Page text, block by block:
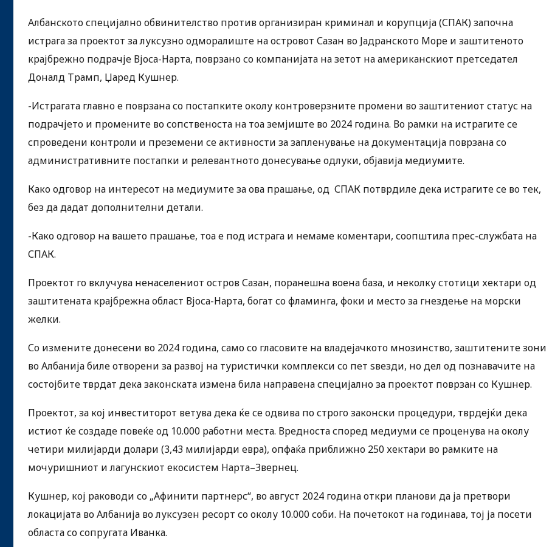
Албанското специјално обвинителство против организиран криминал и корупција (СПАК) започна
истрага за проектот за луксузно одморалиште на островот Сазан во Јадранското Море и заштитеното
крајбрежно подрачје Вјоса-Нарта, поврзано со компанијата на зетот на американскиот претседател
Доналд Трамп, Џаред Кушнер.
-Истрагата главно е поврзана со постапките околу контроверзните промени во заштитениот статус на
подрачјето и промените во сопственоста на тоа земјиште во 2024 година. Во рамки на истрагите се
спроведени контроли и преземени се активности за запленување на документација поврзана со
административните постапки и релевантното донесување одлуки, објавија медиумите.
Како одговор на интересот на медиумите за ова прашање, од СПАК потврдиле дека истрагите се во тек,
без да дадат дополнителни детали.
-Како одговор на вашето прашање, тоа е под истрага и немаме коментари, соопштила прес-службата на
СПАК.
Проектот го вклучува ненаселениот остров Сазан, поранешна воена база, и неколку стотици хектари од
заштитената крајбрежна област Вјоса-Нарта, богат со фламинга, фоки и место за гнездење на морски
желки.
Со измените донесени во 2024 година, само со гласовите на владејачкото мнозинство, заштитените зони
во Албанија биле отворени за развој на туристички комплекси со пет ѕвезди, но дел од познавачите на
состојбите тврдат дека законската измена била направена специјално за проектот поврзан со Кушнер.
Проектот, за кој инвеститорот ветува дека ќе се одвива по строго законски процедури, тврдејќи дека
истиот ќе создаде повеќе од 10.000 работни места. Вредноста според медиуми се проценува на околу
четири милијарди долари (3,43 милијарди евра), опфаќа приближно 250 хектари во рамките на
мочуришниот и лагунскиот екосистем Нарта–Звернец.
Кушнер, кој раководи со „Афинити партнерс“, во август 2024 година откри планови да ја претвори
локацијата во Албанија во луксузен ресорт со околу 10.000 соби. На почетокот на годинава, тој ја посети
областа со сопругата Иванка.